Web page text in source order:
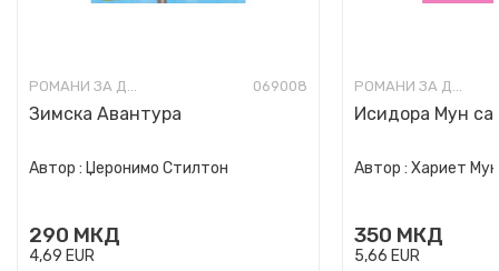
РОМАНИ ЗА ДЕЦА 069008
Зимска Авантура
Автор : Џеронимо Стилтон
290 МКД
4,69 EUR
РОМАНИ ЗА ДЕЦА
Исидора Мун
Автор : Хариет
350 МКД
5,66 EUR